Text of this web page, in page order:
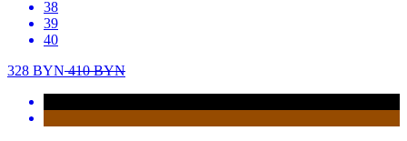
38
39
40
328 BYN410BYN